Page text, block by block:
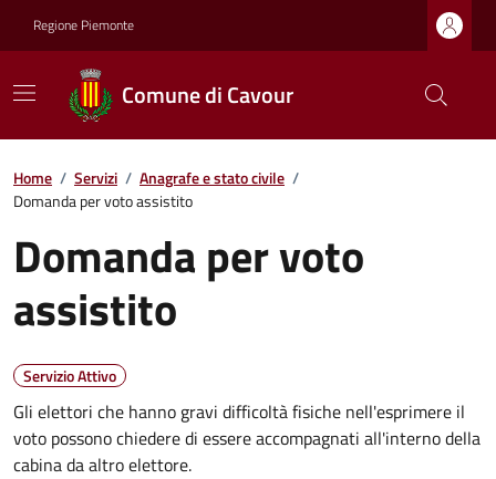
Regione Piemonte
Comune di Cavour
Home / Servizi / Anagrafe e stato civile /
Domanda per voto assistito
Domanda per voto
assistito
Servizio Attivo
Gli elettori che hanno gravi difficoltà fisiche nell'esprimere il
voto possono chiedere di essere accompagnati all'interno della
cabina da altro elettore.